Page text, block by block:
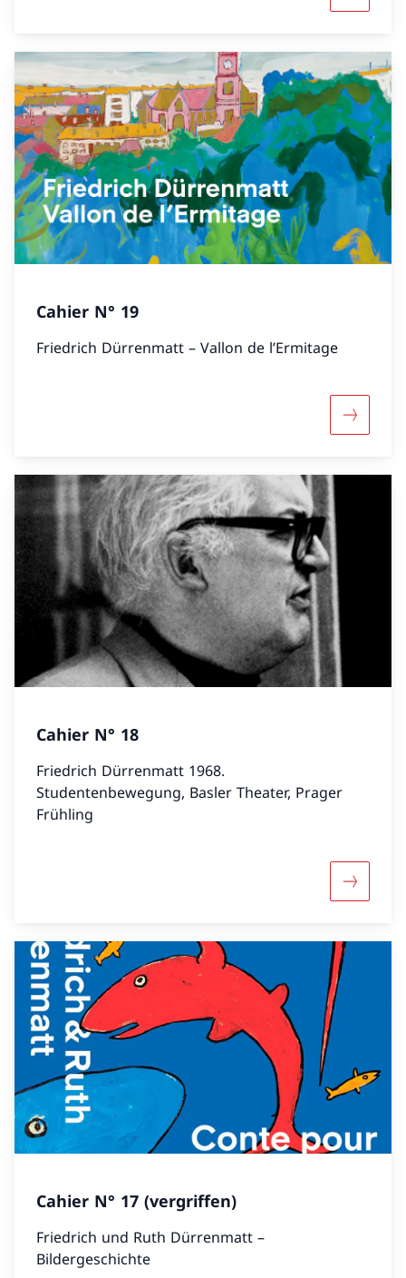
Cahier N° 19
Friedrich Dürrenmatt – Vallon de l’Ermitage
Mehr
Cahier N° 18
Friedrich Dürrenmatt 1968.
Studentenbewegung, Basler Theater, Prager
Frühling
Mehr
Cahier N° 17 (vergriffen)
Friedrich und Ruth Dürrenmatt –
Bildergeschichte